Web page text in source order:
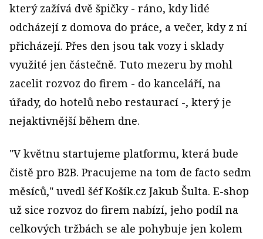
který zažívá dvě špičky - ráno, kdy lidé
odcházejí z domova do práce, a večer, kdy z ní
přicházejí. Přes den jsou tak vozy i sklady
využité jen částečně. Tuto mezeru by mohl
zacelit rozvoz do firem - do kanceláří, na
úřady, do hotelů nebo restaurací -, který je
nejaktivnější během dne.
"V květnu startujeme platformu, která bude
čistě pro B2B. Pracujeme na tom de facto sedm
měsíců," uvedl šéf Košík.cz Jakub Šulta. E-shop
už sice rozvoz do firem nabízí, jeho podíl na
celkových tržbách se ale pohybuje jen kolem